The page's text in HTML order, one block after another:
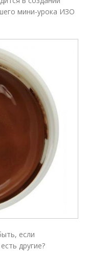
мини-урока ИЗО
если
другие?